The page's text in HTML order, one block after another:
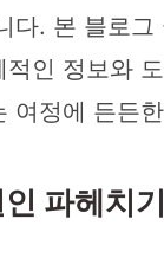
다. 본 블로
인 정보와
정에 든든
파헤치기